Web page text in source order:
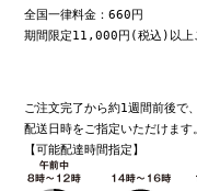
全国一律料金：660円
期間限定11,000円(税込)以上
ご注文完了から約1週間前後で
配送日時をご指定いただけます。
【可能配達時間指定】